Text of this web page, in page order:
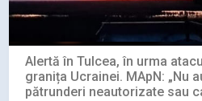
Alertă în Tulcea, în urma
granița Ucrainei. MApN: „Nu
pătrunderi neautorizate sau